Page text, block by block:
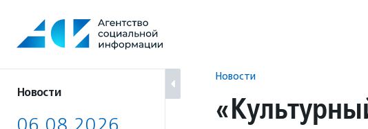
содержанию
Новости
Новости